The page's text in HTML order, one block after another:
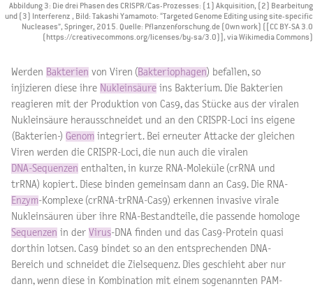
Abbildung 3: Die drei Phasen des CRISPR/Cas-Prozesses: (1) Akquisition, (2) Bearbeitung
und (3) Interferenz , Bild: Takashi Yamamoto: “Targeted Genome Editing using site-specific
Nucleases”, Springer, 2015. Quelle: Pflanzenforschung.de (Own work) ([CC BY-SA 3.0
(https://creativecommons.org/licenses/by-sa/3.0)], via Wikimedia Commons)
Werden Bakterien von Viren ( Bakteriophagen) befallen, so
injizieren diese ihre Nukleinsäure ins Bakterium. Die Bakterien
reagieren mit der Produktion von Cas9, das Stücke aus der viralen
Nukleinsäure herausschneidet und an den CRISPR-Loci ins eigene
(Bakterien-) Genom integriert. Bei erneuter Attacke der gleichen
Viren werden die CRISPR-Loci, die nun auch die viralen
DNA-Sequenzen enthalten, in kurze RNA-Moleküle (crRNA und
trRNA) kopiert. Diese binden gemeinsam dann an Cas9. Die RNA-
Enzym-Komplexe (crRNA-trRNA-Cas9) erkennen invasive virale
Nukleinsäuren über ihre RNA-Bestandteile, die passende homologe
Sequenzen in der Virus-DNA finden und das Cas9-Protein quasi
dorthin lotsen. Cas9 bindet so an den entsprechenden DNA-
Bereich und schneidet die Zielsequenz. Dies geschieht aber nur
dann, wenn diese in Kombination mit einem sogenannten PAM-